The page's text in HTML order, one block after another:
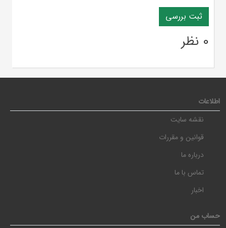
0 نظر
اطلاعات
نقشه سایت
قوانین و مقررات
درباره ما
تماس با ما
اخبار
حساب من